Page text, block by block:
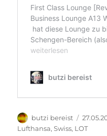
Autor
butzi bereist
am
Lufthansa, Swiss, LOT